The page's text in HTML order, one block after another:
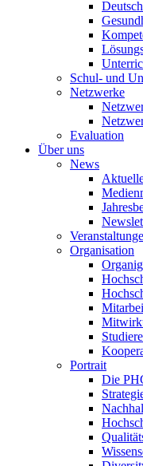
Schul- und
Netzwerke
Evaluation
Über uns
News
Organisation
Portrait
Die